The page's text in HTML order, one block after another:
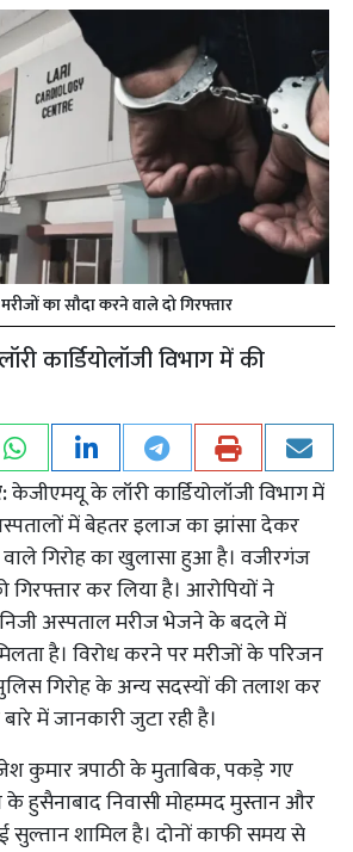
का सौदा करने वाले दो गिरफ्तार
कार्डियोलॉजी विभाग में की
केजीएमयू के लॉरी कार्डियोलॉजी विभाग में
में बेहतर इलाज का झांसा देकर
गिरोह का खुलासा हुआ है। वजीरगंज
गिरफ्तार कर लिया है। आरोपियों ने
अस्पताल मरीज भेजने के बदले में
है। विरोध करने पर मरीजों के परिजन
गिरोह के अन्य सदस्यों की तलाश कर
में जानकारी जुटा रही है।
कुमार त्रपाठी के मुताबिक, पकड़े गए
हुसैनाबाद निवासी मोहम्मद मुस्तान और
सुल्तान शामिल है। दोनों काफी समय से